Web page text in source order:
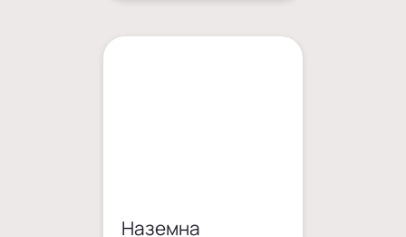
Наземна